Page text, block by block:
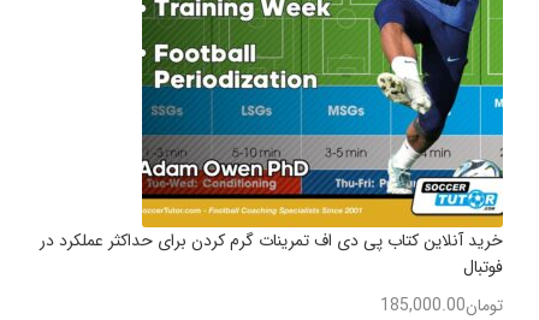
خرید آنلاین کتاب پی دی اف تمرینات گرم کردن برای حداکثر عملکرد در
فوتبال
تومان185,000.00